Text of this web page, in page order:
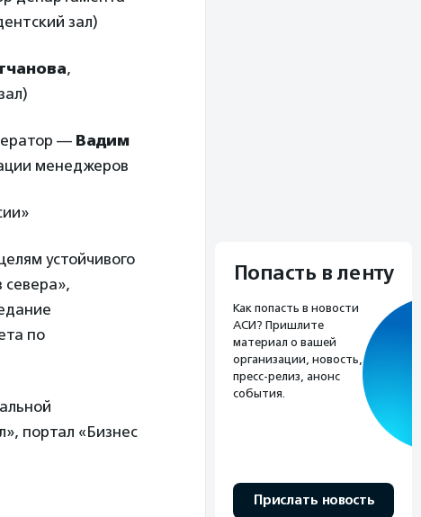
зал)
,
— Вадим
менеджеров
устойчивого
севера»,
по
портал «Бизнес
Попасть в ленту
Как попасть в новости
АСИ? Пришлите
материал о вашей
организации, новость,
пресс-релиз, анонс
события.
Прислать новость